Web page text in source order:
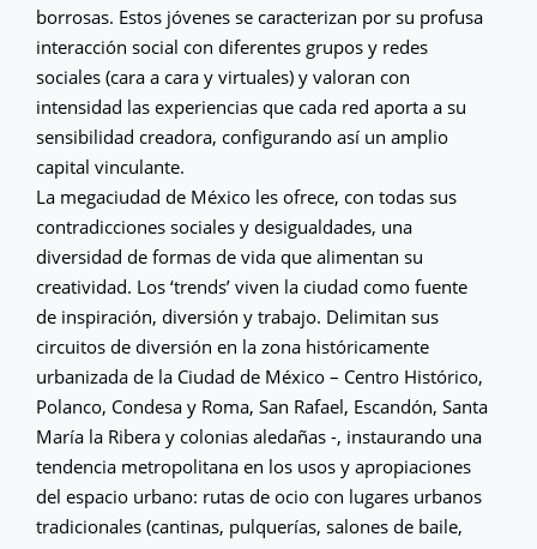
borrosas. Estos jóvenes se caracterizan por su profusa
interacción social con diferentes grupos y redes
sociales (cara a cara y virtuales) y valoran con
intensidad las experiencias que cada red aporta a su
sensibilidad creadora, configurando así un amplio
capital vinculante.
La megaciudad de México les ofrece, con todas sus
contradicciones sociales y desigualdades, una
diversidad de formas de vida que alimentan su
creatividad. Los ‘trends’ viven la ciudad como fuente
de inspiración, diversión y trabajo. Delimitan sus
circuitos de diversión en la zona históricamente
urbanizada de la Ciudad de México – Centro Histórico,
Polanco, Condesa y Roma, San Rafael, Escandón, Santa
María la Ribera y colonias aledañas -, instaurando una
tendencia metropolitana en los usos y apropiaciones
del espacio urbano: rutas de ocio con lugares urbanos
tradicionales (cantinas, pulquerías, salones de baile,